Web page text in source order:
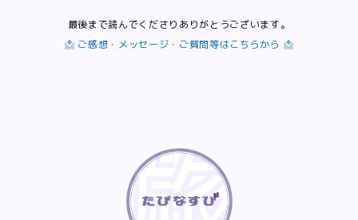
最後まで読んでくださりありがとうございます。
ご感想・メッセージ・ご質問等はこちらから